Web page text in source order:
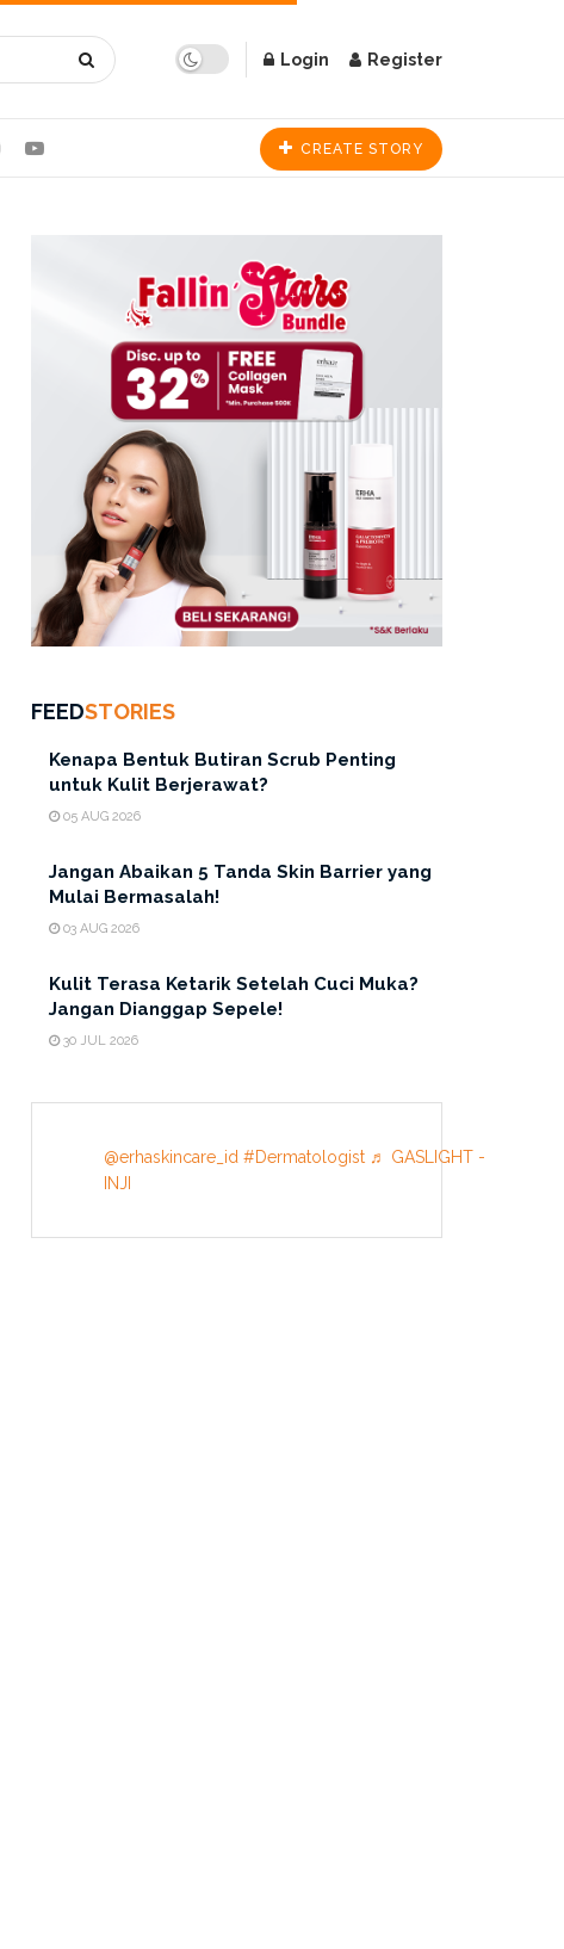
Login Register
CREATE STORY
FEEDSTORIES
Kenapa Bentuk Butiran Scrub Penting
untuk Kulit Berjerawat?
05 AUG 2026
Jangan Abaikan 5 Tanda Skin Barrier yang
Mulai Bermasalah!
03 AUG 2026
Kulit Terasa Ketarik Setelah Cuci Muka?
Jangan Dianggap Sepele!
30 JUL 2026
@erhaskincare_id #Dermatologist ♬ GASLIGHT -
INJI